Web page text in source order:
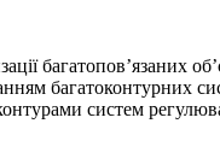
багатопов’язаних
багатоконтурних
систем